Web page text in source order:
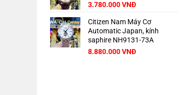
3.780.000VNĐ
Citizen Nam Máy Cơ
Automatic Japan, kính
saphire NH9131-73A
Giá
8.880.000VNĐGiá